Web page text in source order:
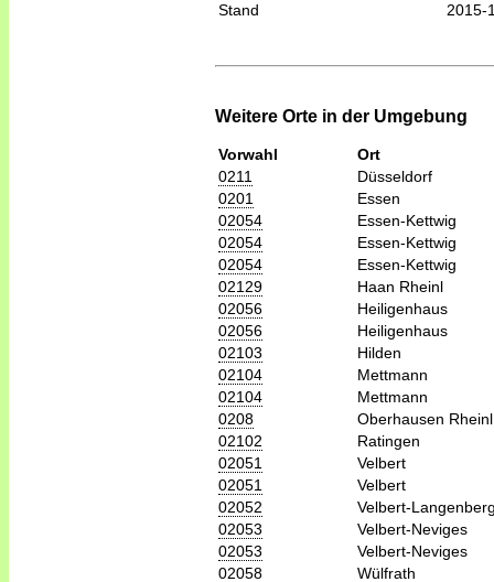
Stand
2015-
Weitere Orte in der Umgebung
Vorwahl
Ort
0211
Düsseldorf
0201
Essen
02054
Essen-Kettwig
02054
Essen-Kettwig
02054
Essen-Kettwig
02129
Haan Rheinl
02056
Heiligenhaus
02056
Heiligenhaus
02103
Hilden
02104
Mettmann
02104
Mettmann
0208
Oberhausen Rheinl
02102
Ratingen
02051
Velbert
02051
Velbert
02052
Velbert-
02053
Velbert-Neviges
02053
Velbert-Neviges
02058
Wülfrath